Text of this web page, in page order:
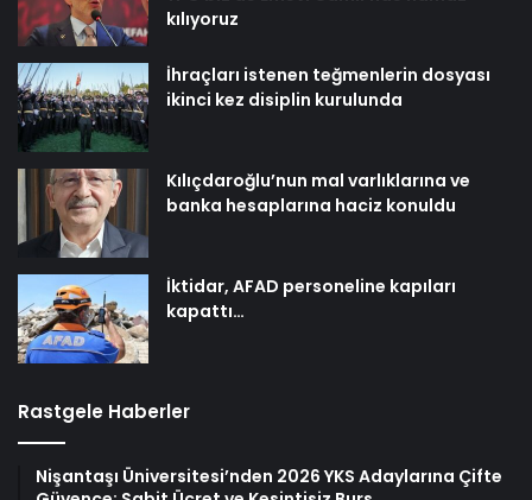
kılıyoruz
İhraçları istenen teğmenlerin dosyası
ikinci kez disiplin kurulunda
Kılıçdaroğlu’nun mal varlıklarına ve
banka hesaplarına haciz konuldu
İktidar, AFAD personeline kapıları
kapattı…
Rastgele Haberler
Nişantaşı Üniversitesi’nden 2026 YKS Adaylarına Çifte